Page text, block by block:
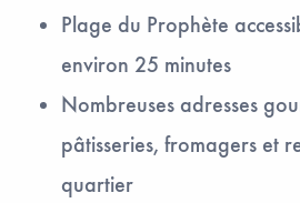
Plage du Prophète
environ 25 minutes
Nombreuses adresses
pâtisseries, fromagers et
quartier